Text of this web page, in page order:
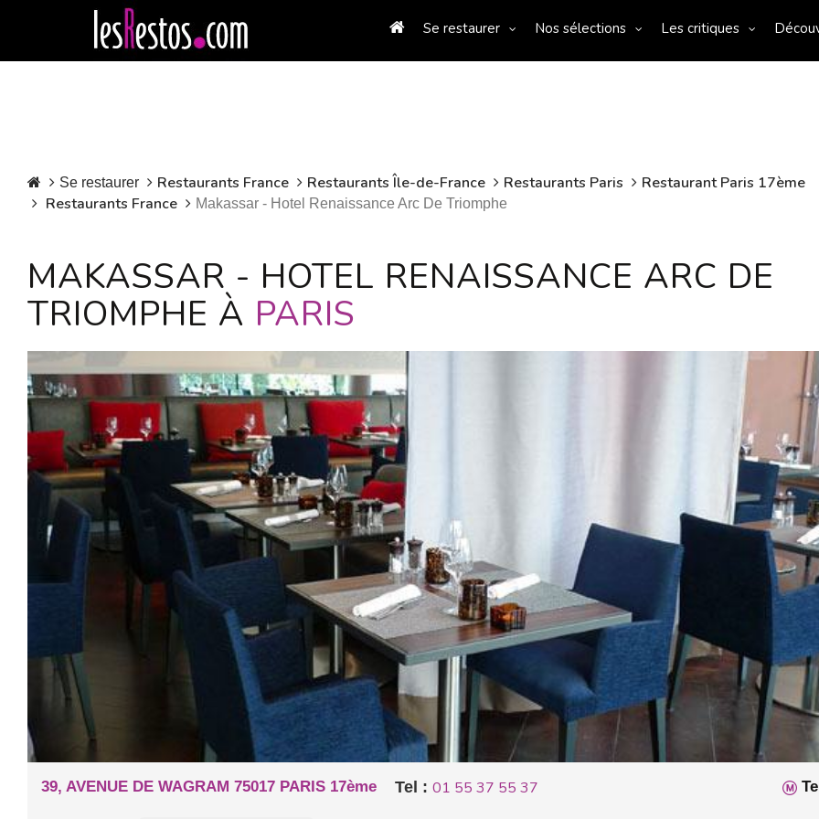
Se restaurer Nos sélections Les critiques
Se restaurer Restaurants France Restaurants Île-de-France Restaurants Paris
Restaurant Paris 17ème
Restaurants France
Makassar - Hotel Renaissance Arc De Triomphe
MAKASSAR - HOTEL RENAISSANCE ARC DE
TRIOMPHE À PARIS
39, AVENUE DE WAGRAM 75017 PARIS 17ème Tel : 01 55 37 55 37